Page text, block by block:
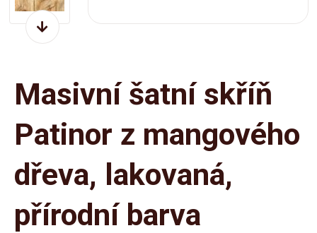
Masivní šatní skříň
Patinor z mangového
dřeva, lakovaná,
přírodní barva